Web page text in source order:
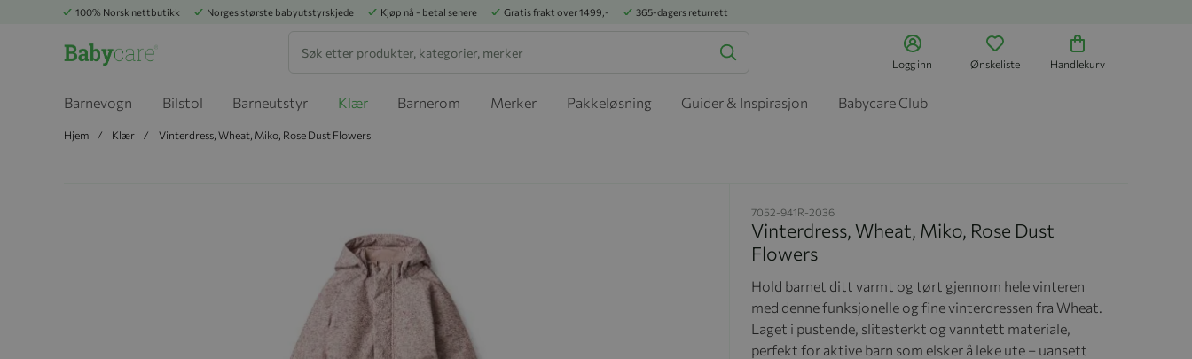
100% Norsk nettbutikk Norges største babyutstyrskjede Kjøp nå - betal senere Gratis frakt over 1499,- 365-dagers returrett
Logg inn Ønskeliste Handlekurv
Barnevogn Bilstol Barneutstyr Klær Barnerom Merker Pakkeløsning Guider & Inspirasjon Babycare Club
Hjem Klær Vinterdress, Wheat, Miko, Rose Dust Flowers
7052-941R-2036
Vinterdress, Wheat, Miko, Rose Dust
Flowers
Hold barnet ditt varmt og tørt gjennom hele vinteren
med denne funksjonelle og fine vinterdressen fra Wheat.
Laget i pustende, slitesterkt og vanntett materiale,
perfekt for aktive barn som elsker å leke ute – uansett